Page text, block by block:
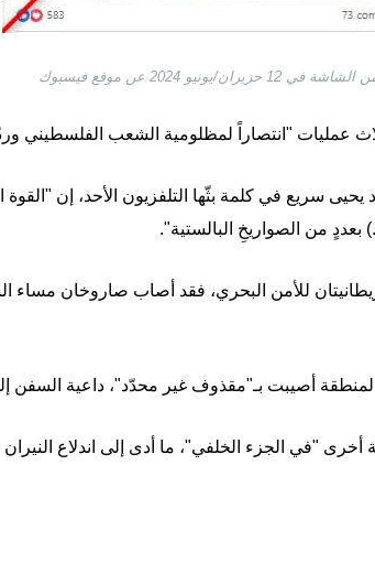
يونيو 2024 عن موقع فيسبوك
ثلاث عمليات "انتصاراً لمظلومية الشعب
سريع في كلمة بثّها التلفزيون الأحد، إن
بعددٍ من الصواريخِ البالستية".
للأمن البحري، فقد أصاب صاروخان
أصيبت بـ"مقذوف غير محدّد"، داعية السفن
"في الجزء الخلفي"، ما أدى إلى اندلاع